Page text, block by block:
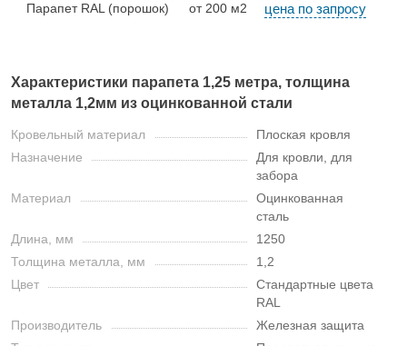
Парапет RAL (порошок) от 200 м2 цена по запросу
Характеристики парапета 1,25 метра, толщина
металла 1,2мм из оцинкованной стали
Кровельный материал
Плоская кровля
Назначение
Для кровли, для
забора
Материал
Оцинкованная
сталь
Длина, мм
1250
Толщина металла, мм
1,2
Цвет
Стандартные цвета
RAL
Производитель
Железная защита